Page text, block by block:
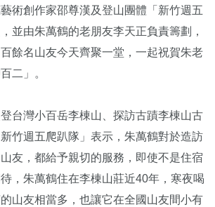
術創作家邵尊漢及登山團體「新竹週五
並由朱萬鶴的老朋友李天正負責籌劃，
餘名山友今天齊聚一堂，一起祝賀朱老
二」。
台灣小百岳李棟山、探訪古蹟李棟山古
竹週五爬趴隊」表示，朱萬鶴對於造訪
友，都給予親切的服務，即使不是住宿
，朱萬鶴住在李棟山莊近40年，寒夜喝
山友相當多，也讓它在全國山友間小有